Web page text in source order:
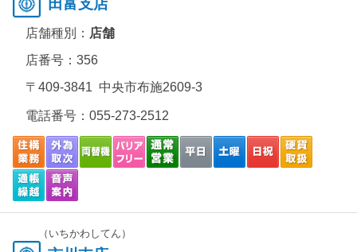
田富支店
店舗種別： 店舗
店番号：356
〒409-3841 中央市布施2609-3
電話番号： 055-273-2512
（いちかわしてん）